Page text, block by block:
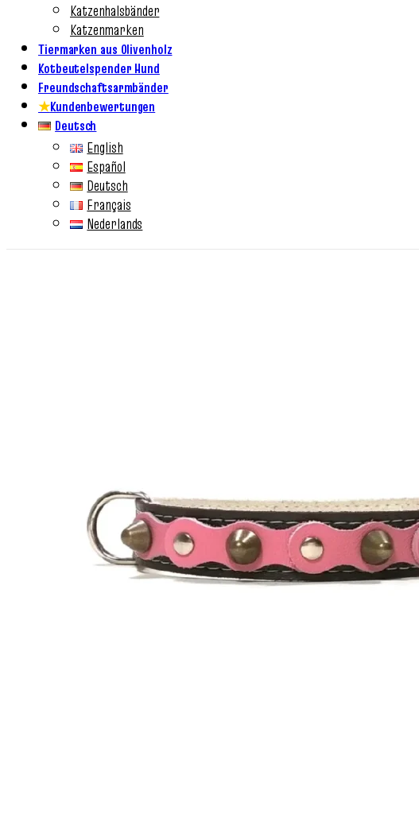
Katzenhalsbänder
Katzenmarken
Tiermarken aus Olivenholz
Kotbeutelspender Hund
Freundschaftsarmbänder
★Kundenbewertungen
Deutsch
English
Español
Deutsch
Français
Nederlands